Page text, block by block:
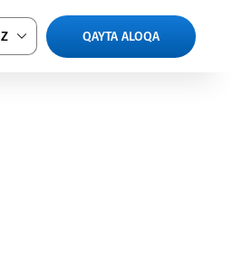
QAYTA ALOQA